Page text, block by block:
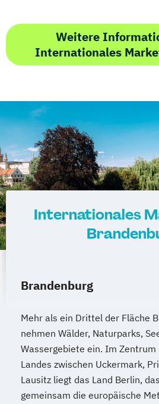
Weitere
Internationales
Internationales
Brandenburg
Mehr als ein Drittel der Fläche
nehmen Wälder, Naturparks,
Wassergebiete ein. Im Zentrum
Landes zwischen Uckermark,
Lausitz liegt das Land Berlin,
gemeinsam die europäische